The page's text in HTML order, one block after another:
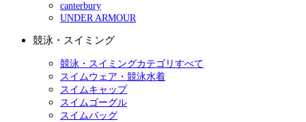
canterbury
UNDER ARMOUR
競泳・スイミング
競泳・スイミングカテゴリすべて
スイムウェア・競泳水着
スイムキャップ
スイムゴーグル
スイムバッグ